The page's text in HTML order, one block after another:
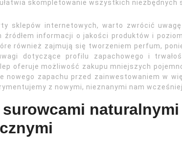
skompletowanie wszystkich niezbędnych
sklepów internetowych, warto zwrócić
źródłem informacji o jakości produktów i
również zajmują się tworzeniem perfum,
dotyczące profilu zapachowego i
oferuje możliwość zakupu mniejszych
nowego zapachu przed zainwestowaniem w
z nowymi, nieznanymi nam
surowcami naturalnymi